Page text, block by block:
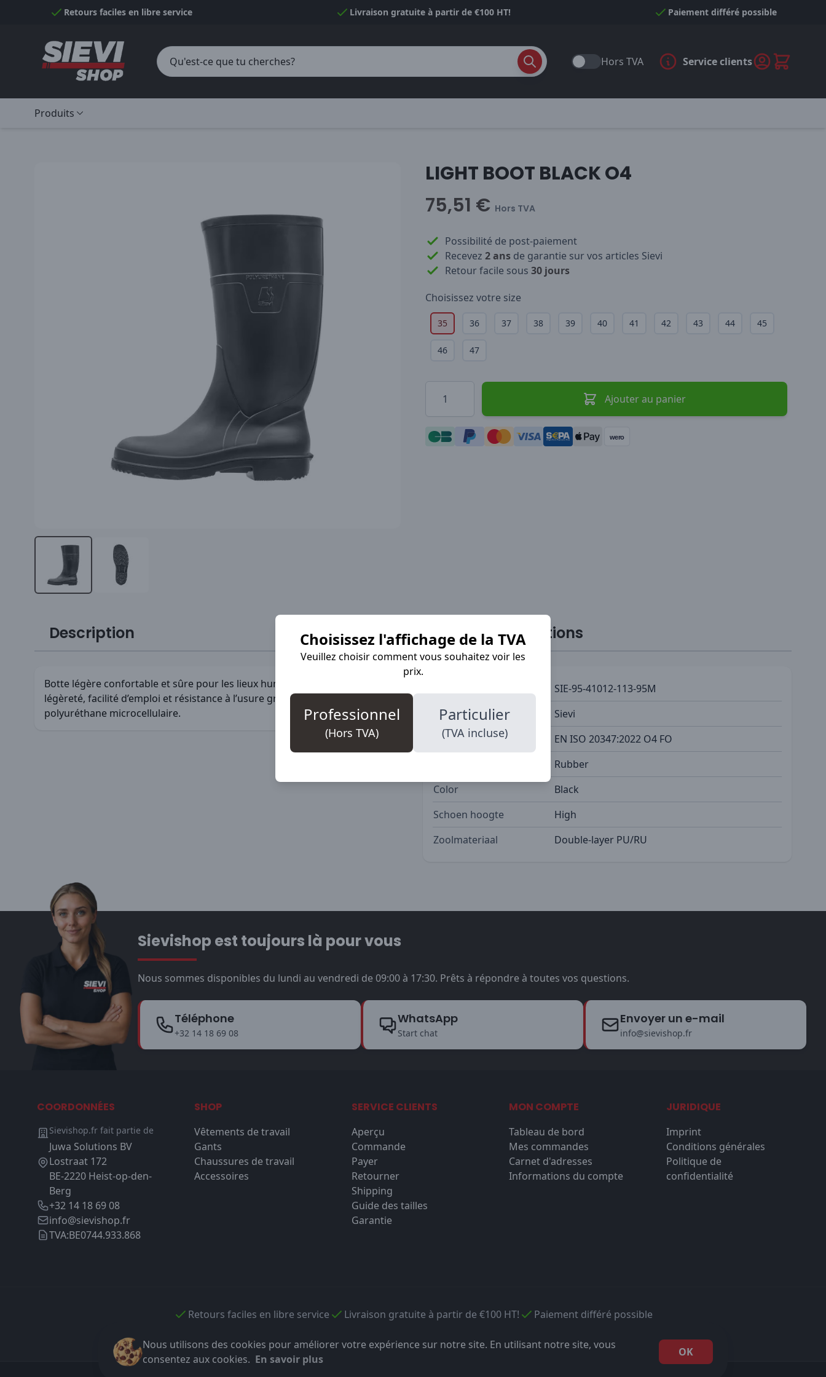
Nous utilisons des cookies pour améliorer votre expérience sur notre site. En utilisant notre site, vous
consentez aux cookies. En savoir plus
OK
Passer au contenu
Choisissez l'affichage de la TVA
Veuillez choisir comment vous souhaitez voir les
prix.
Professionnel
(Hors TVA)
Particulier
(TVA incluse)
Retours faciles en libre service Livraison gratuite à partir de €100 HT! Paiement différé possible
Hors TVA Service clients
Produits
LIGHT BOOT BLACK O4
75,51 € Hors TVA
Possibilité de post-paiement
Recevez 2 ans de garantie sur vos articles Sievi
Retour facile sous 30 jours
Choisissez votre size
35 36 37 38 39 40 41 42 43 44 45
46 47
Ajouter au panier
wero
Description
Botte légère confortable et sûre pour les lieux humides. Très grande
légèreté, facilité d’emploi et résistance à l’usure grâce à la structure en
polyuréthane microcellulaire.
Plus d'informations
SIE-95-41012-113-95M
Marque
Sievi
Veiligheidsklasse
EN ISO 20347:2022 O4 FO
Rubber
Color
Black
Schoen hoogte
High
Zoolmateriaal
Double-layer PU/RU
Sievishop est toujours là pour vous
Nous sommes disponibles du lundi au vendredi de 09:00 à 17:30. Prêts à répondre à toutes vos questions.
Téléphone
+32 14 18 69 08
WhatsApp
Start chat
Envoyer un e-mail
info@sievishop.fr
COORDONNÉES
Sievishop.fr fait partie de
Juwa Solutions BV
Lostraat 172
BE-2220 Heist-op-den-
Berg
+32 14 18 69 08
info@sievishop.fr
TVA:BE0744.933.868
SHOP
Vêtements de travail
Gants
Chaussures de travail
Accessoires
SERVICE CLIENTS
Aperçu
Commande
Payer
Retourner
Shipping
Guide des tailles
Garantie
MON COMPTE
Tableau de bord
Mes commandes
Carnet d'adresses
Informations du compte
JURIDIQUE
Imprint
Conditions générales
Politique de
confidentialité
Retours faciles en libre service Livraison gratuite à partir de €100 HT! Paiement différé possible